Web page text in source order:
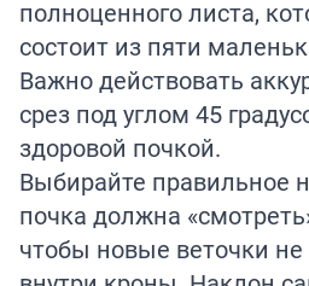
полноценного листа,
состоит из пяти
Важно действовать
срез под углом 45
здоровой почкой.
Выбирайте правильное
почка должна
чтобы новые веточки